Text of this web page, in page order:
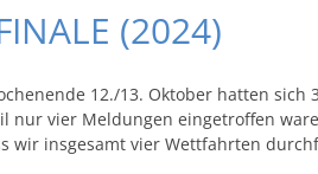
(2024)
12./13. Oktober hatten
nur vier Meldungen eingetroffen
wir insgesamt vier Wettfahrten